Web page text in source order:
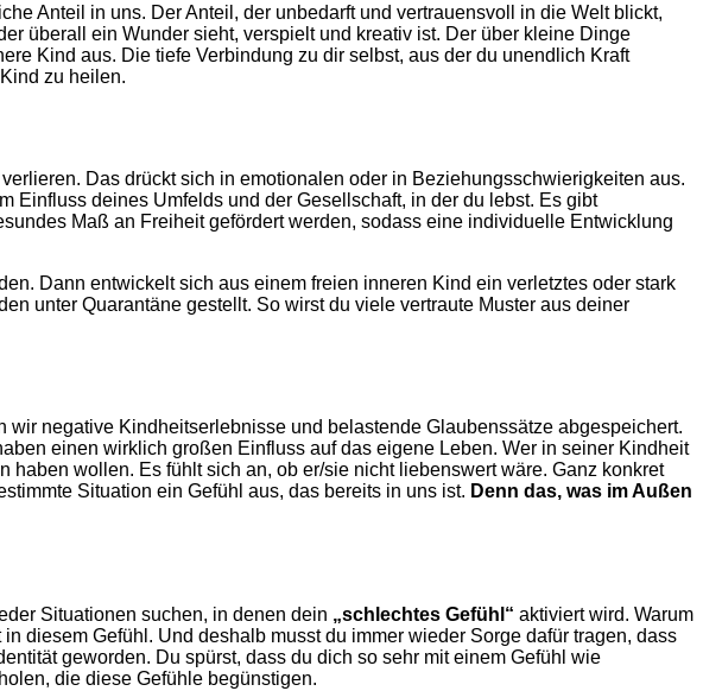
Anteil in uns. Der Anteil, der unbedarft und vertrauensvoll in die Welt blickt,
überall ein Wunder sieht, verspielt und kreativ ist. Der über kleine Dinge
Kind aus. Die tiefe Verbindung zu dir selbst, aus der du unendlich Kraft
zu heilen.
Das drückt sich in emotionalen oder in Beziehungsschwierigkeiten aus.
Einfluss deines Umfelds und der Gesellschaft, in der du lebst. Es gibt
Maß an Freiheit gefördert werden, sodass eine individuelle Entwicklung
Dann entwickelt sich aus einem freien inneren Kind ein verletztes oder stark
unter Quarantäne gestellt. So wirst du viele vertraute Muster aus deiner
negative Kindheitserlebnisse und belastende Glaubenssätze abgespeichert.
einen wirklich großen Einfluss auf das eigene Leben. Wer in seiner Kindheit
wollen. Es fühlt sich an, ob er/sie nicht liebenswert wäre. Ganz konkret
Situation ein Gefühl aus, das bereits in uns ist. Denn das, was im Außen
Situationen suchen, in denen dein „schlechtes Gefühl“ aktiviert wird. Warum
diesem Gefühl. Und deshalb musst du immer wieder Sorge dafür tragen, dass
geworden. Du spürst, dass du dich so sehr mit einem Gefühl wie
die diese Gefühle begünstigen.